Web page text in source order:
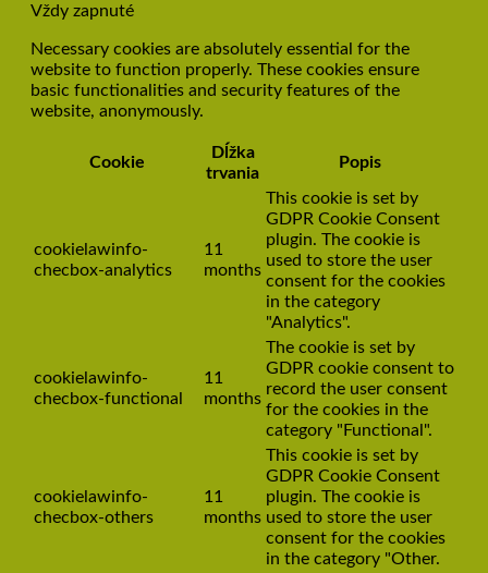
Vždy zapnuté
Necessary cookies are absolutely essential for the
website to function properly. These cookies ensure
basic functionalities and security features of the
website, anonymously.
Cookie
Dĺžka
trvania
Popis
cookielawinfo-
checbox-analytics
11
months
This cookie is set by
GDPR Cookie Consent
plugin. The cookie is
used to store the user
consent for the cookies
in the category
"Analytics".
cookielawinfo-
checbox-functional
11
months
The cookie is set by
GDPR cookie consent to
record the user consent
for the cookies in the
category "Functional".
cookielawinfo-
checbox-others
11
months
This cookie is set by
GDPR Cookie Consent
plugin. The cookie is
used to store the user
consent for the cookies
in the category "Other.